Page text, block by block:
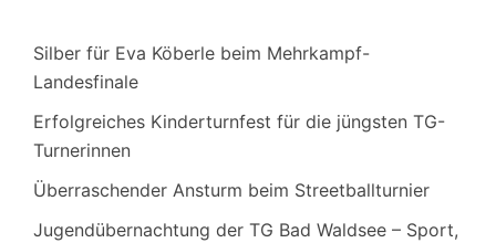
Silber für Eva Köberle beim Mehrkampf-
Landesfinale
Erfolgreiches Kinderturnfest für die jüngsten TG-
Turnerinnen
Überraschender Ansturm beim Streetballturnier
Jugendübernachtung der TG Bad Waldsee – Sport,